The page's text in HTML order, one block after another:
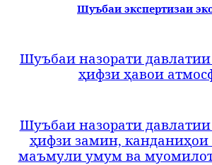
Шуъбаи экспертизаи
Шуъбаи назорати давлатии
ҳифзи ҳавои
Шуъбаи назорати
ҳифзи замин,
маъмули умум ва муомилот